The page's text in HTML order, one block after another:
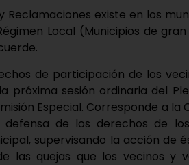
Reclamaciones existe en los
Local (Municipios de
de participación de los
próxima sesión ordinaria del
Especial. Corresponde a la
defensa de los derechos de
supervisando la acción de
las quejas que los vecinos y